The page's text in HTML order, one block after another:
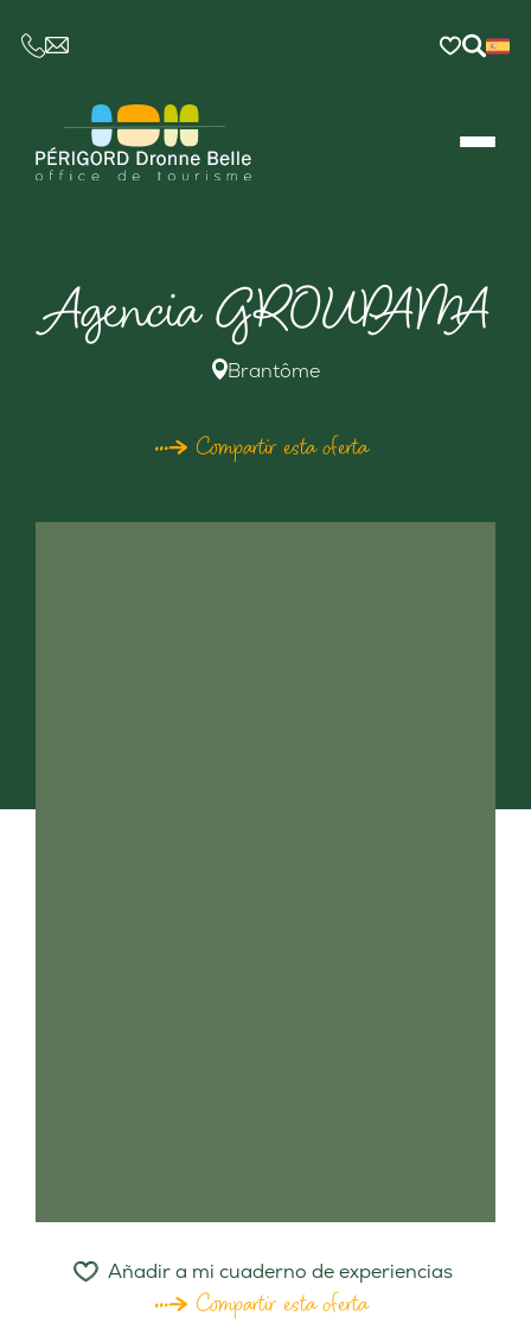
CE LIEN OUVRIRA VOTRE LOGICIEL DE
Agencia GROUPAMA
Brantôme
Compartir esta oferta
Añadir a mi cuaderno de experiencias
Compartir esta oferta